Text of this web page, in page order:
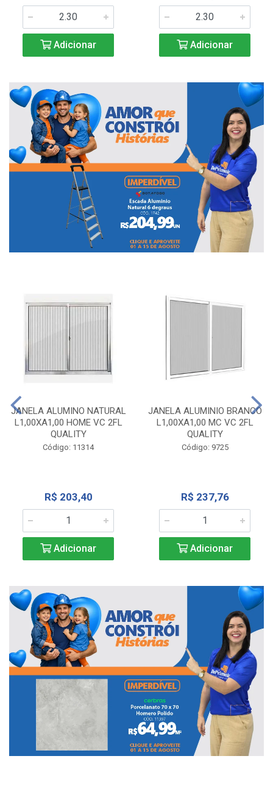
Adicionar Adicionar
JANELA ALUMINO NATURAL
L1,00XA1,00 HOME VC 2FL
QUALITY
Código: 11314
R$ 203,40
Adicionar
JANELA ALUMINIO BRANCO
L1,00XA1,00 MC VC 2FL
QUALITY
Código: 9725
R$ 237,76
Adicionar